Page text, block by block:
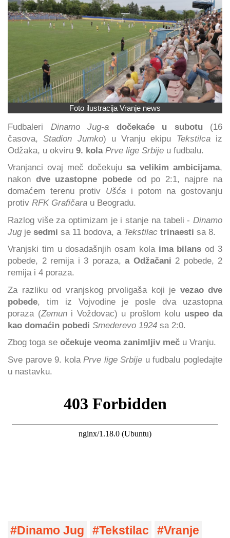
Foto ilustracija Vranje news
Fudbaleri Dinamo Jug-a dočekaće u subotu(16
časova,Stadion Jumko) u Vranju ekipu Tekstilcaiz
Odžaka, u okviru 9. kola Prve lige Srbije u fudbalu.
Vranjanci ovaj meč dočekuju sa velikim ambicijama,
nakon dve uzastopne pobedeod po 2:1, najpre na
domaćem terenu protiv Ušća i potom na gostovanju
protiv RFK Grafičara u Beogradu.
Razlog više za optimizam je i stanje na tabeli - Dinamo
Jugje sedmi sa 11 bodova, a Tekstilac trinaesti sa 8.
Vranjski tim u dosadašnjih osam kola ima bilans od 3
pobede, 2 remija i 3 poraza, a Odžačani 2 pobede, 2
remija i 4 poraza.
Za razliku od vranjskog prvoligaša koji je vezao dve
pobede, tim iz Vojvodine je posle dva uzastopna
poraza (Zemuni Voždovac) u prošlom kolu uspeo da
kao domaćin pobedi Smederevo 1924 sa 2:0.
Zbog toga se očekuje veoma zanimljiv meč u Vranju.
Sve parove 9. kolaPrve lige Srbije u fudbalu pogledajte
u nastavku.
Dinamo Jug Tekstilac
Vranje